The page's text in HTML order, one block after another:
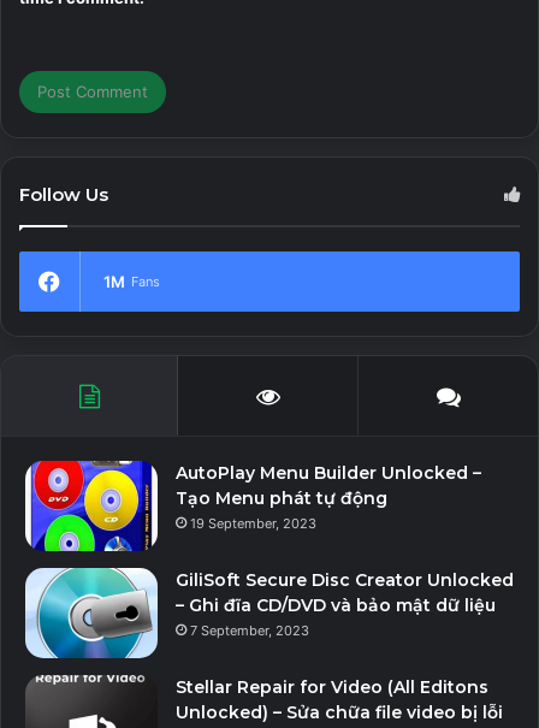
Download Link Uptobox
Follow Us
1M Fans
AutoPlay Menu Builder Unlocked –
Tạo Menu phát tự động
19 September, 2023
GiliSoft Secure Disc Creator Unlocked
– Ghi đĩa CD/DVD và bảo mật dữ liệu
7 September, 2023
Stellar Repair for Video (All Editons
Unlocked) – Sửa chữa file video bị lỗi